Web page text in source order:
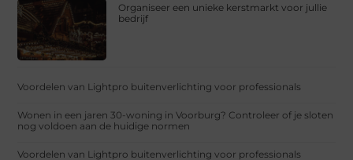
Organiseer een unieke kerstmarkt voor jullie
bedrijf
Voordelen van Lightpro buitenverlichting voor professionals
Wonen in een jaren 30-woning in Voorburg? Controleer of je sloten
nog voldoen aan de huidige normen
Voordelen van Lightpro buitenverlichting voor professionals